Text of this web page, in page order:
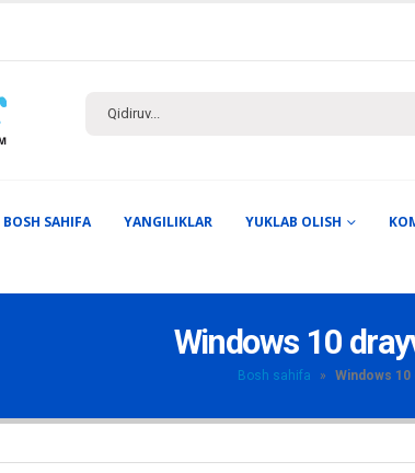
BOSH SAHIFA YANGILIKLAR YUKLAB OLISH
Windows 10
Bosh sahifa » Windows